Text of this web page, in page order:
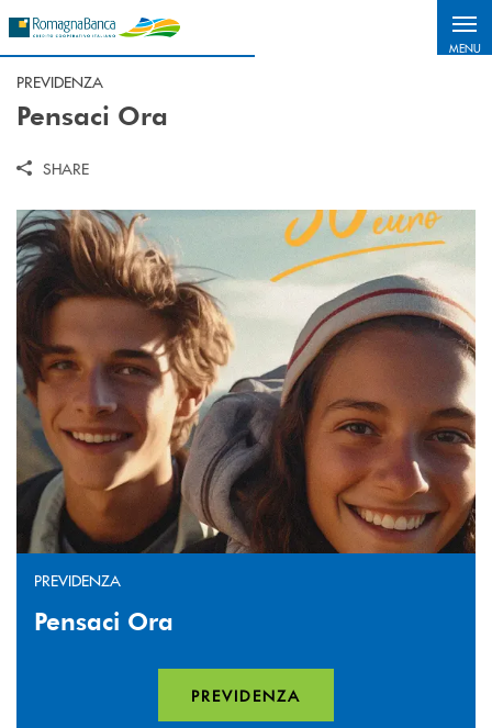
MENU
PREVIDENZA
Pensaci Ora
SHARE
PREVIDENZA
Pensaci Ora
PREVIDENZA